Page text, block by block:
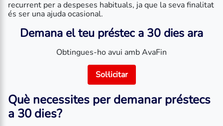
recurrent per a despeses habituals, ja que la seva finalitat
és ser una ajuda ocasional.
Demana el teu préstec a 30 dies ara
Obtingues-ho avui amb AvaFin
Sol·licitar
Què necessites per demanarpréstecs
a 30 dies?